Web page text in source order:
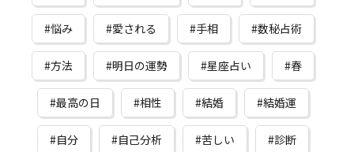
悩み 愛される 手相 数秘占術
方法 明日の運勢 星座占い 春
最高の日 相性 結婚 結婚運
自分 自己分析 苦しい 診断